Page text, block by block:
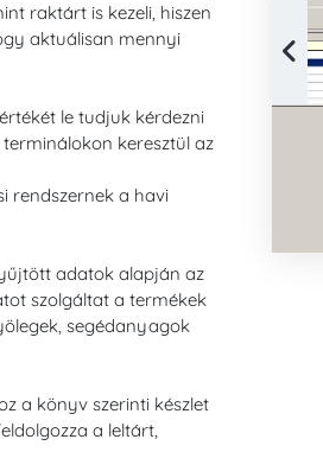
raktárt is kezeli, hiszen
aktuálisan mennyi
le tudjuk kérdezni
keresztül az
rendszernek a havi
adatok alapján az
szolgáltat a termékek
segédanyagok
a könyv szerinti készlet
a leltárt,